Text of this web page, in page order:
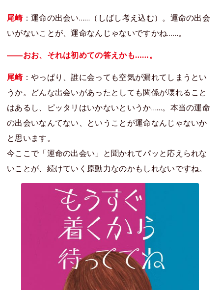
尾崎：運命の出会い……（しばし考え込む）。運命の出会
いがないことが、運命なんじゃないですかね……。
――おお、それは初めての答えかも……。
尾崎：やっぱり、誰に会っても空気が漏れてしまうとい
うか。どんな出会いがあったとしても関係が壊れること
はあるし、ピッタリはいかないというか……。本当の運命
の出会いなんてない、ということが運命なんじゃないか
と思います。
今ここで「運命の出会い」と聞かれてパッと応えられな
いことが、続けていく原動力なのかもしれないですね。